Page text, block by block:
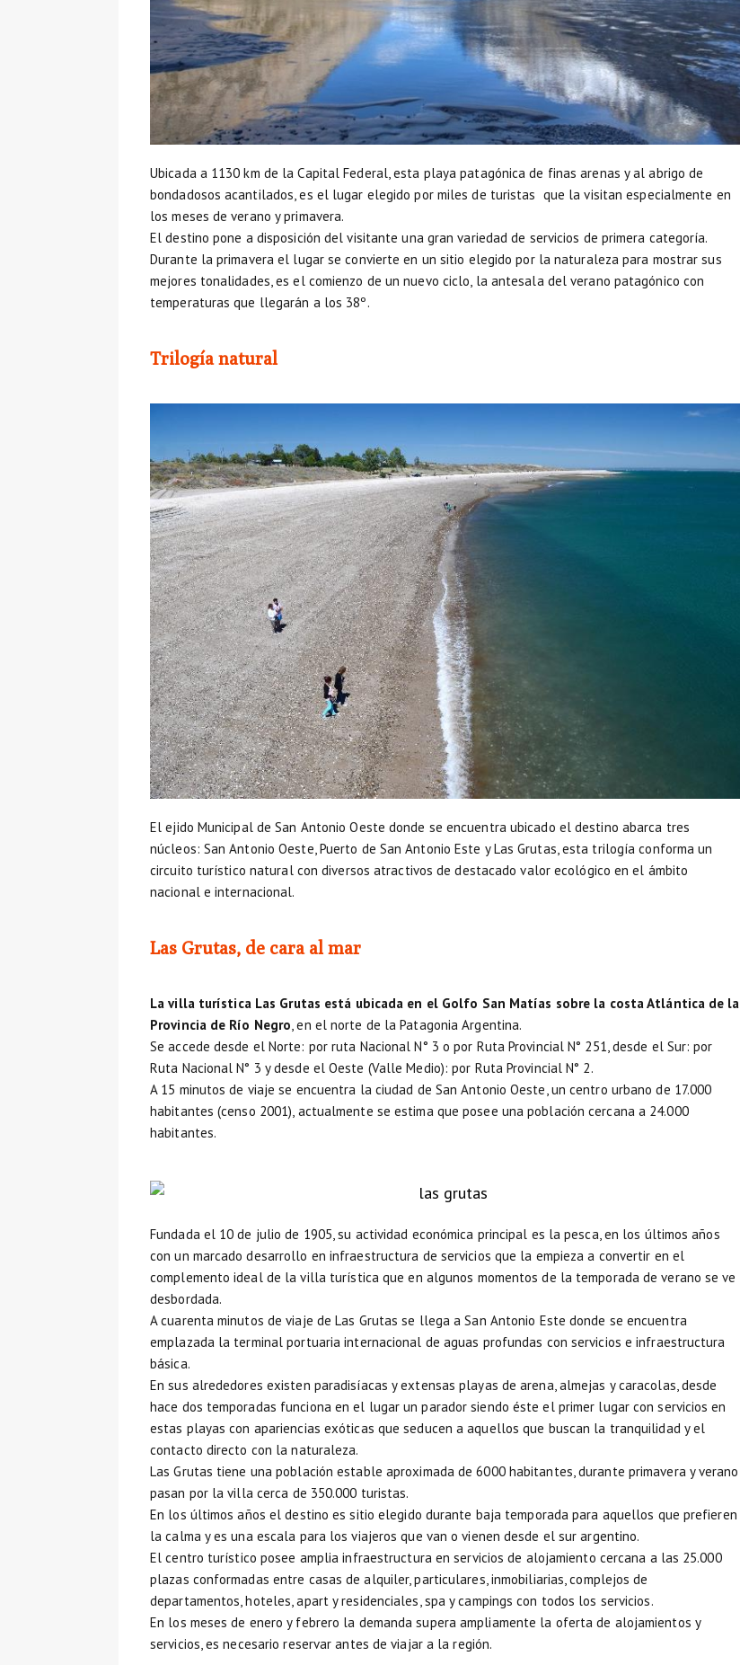
Ubicada a 1130 km de la Capital Federal, esta playa patagónica de finas arenas y al abrigo de
bondadosos acantilados, es el lugar elegido por miles de turistas que la visitan especialmente en
los meses de verano y primavera.
El destino pone a disposición del visitante una gran variedad de servicios de primera categoría.
Durante la primavera el lugar se convierte en un sitio elegido por la naturaleza para mostrar sus
mejores tonalidades, es el comienzo de un nuevo ciclo, la antesala del verano patagónico con
temperaturas que llegarán a los 38º.
Trilogía natural
El ejido Municipal de San Antonio Oeste donde se encuentra ubicado el destino abarca tres
núcleos: San Antonio Oeste, Puerto de San Antonio Este y Las Grutas, esta trilogía conforma un
circuito turístico natural con diversos atractivos de destacado valor ecológico en el ámbito
nacional e internacional.
Las Grutas, de cara al mar
La villa turística Las Grutas está ubicada en el Golfo San Matías sobre la costa Atlántica de la
Provincia de Río Negro, en el norte de la Patagonia Argentina.
Se accede desde el Norte: por ruta Nacional N° 3 o por Ruta Provincial N° 251, desde el Sur: por
Ruta Nacional N° 3 y desde el Oeste (Valle Medio): por Ruta Provincial N° 2.
A 15 minutos de viaje se encuentra la ciudad de San Antonio Oeste, un centro urbano de 17.000
habitantes (censo 2001), actualmente se estima que posee una población cercana a 24.000
habitantes.
Fundada el 10 de julio de 1905, su actividad económica principal es la pesca, en los últimos años
con un marcado desarrollo en infraestructura de servicios que la empieza a convertir en el
complemento ideal de la villa turística que en algunos momentos de la temporada de verano se ve
desbordada.
A cuarenta minutos de viaje de Las Grutas se llega a San Antonio Este donde se encuentra
emplazada la terminal portuaria internacional de aguas profundas con servicios e infraestructura
básica.
En sus alrededores existen paradisíacas y extensas playas de arena, almejas y caracolas, desde
hace dos temporadas funciona en el lugar un parador siendo éste el primer lugar con servicios en
estas playas con apariencias exóticas que seducen a aquellos que buscan la tranquilidad y el
contacto directo con la naturaleza.
Las Grutas tiene una población estable aproximada de 6000 habitantes, durante primavera y verano
pasan por la villa cerca de 350.000 turistas.
En los últimos años el destino es sitio elegido durante baja temporada para aquellos que prefieren
la calma y es una escala para los viajeros que van o vienen desde el sur argentino.
El centro turístico posee amplia infraestructura en servicios de alojamiento cercana a las 25.000
plazas conformadas entre casas de alquiler, particulares, inmobiliarias, complejos de
departamentos, hoteles, apart y residenciales, spa y campings con todos los servicios.
En los meses de enero y febrero la demanda supera ampliamente la oferta de alojamientos y
servicios, es necesario reservar antes de viajar a la región.